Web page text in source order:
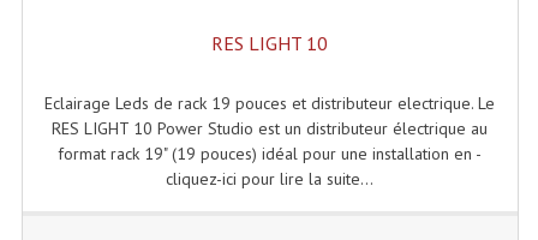
Moteurs Pavillons Pour Enceinte
Tweeters Pour Enceintes
Lecteurs Audio & Sources
RES LIGHT 10
Eclairage Leds de rack 19 pouces et distributeur electrique. Le
RES LIGHT 10 Power Studio est un distributeur électrique au
format rack 19" (19 pouces) idéal pour une installation en -
cliquez-ici pour lire la suite...